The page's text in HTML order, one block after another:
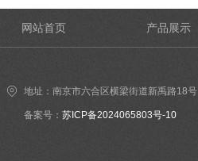
网站首页 产品展示
地址：南京市六合区横梁街道新禹路18号
备案号： 苏ICP备2024065803号-10